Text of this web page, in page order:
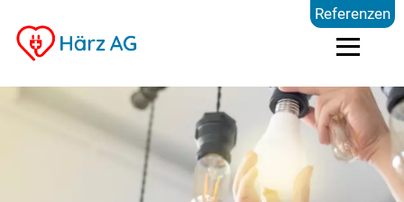
Dienstleistungen
Kompetenzen
Referenzen